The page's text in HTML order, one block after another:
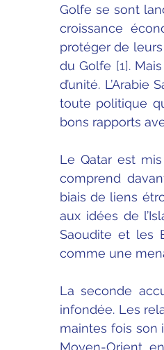
Golfe se sont
croissance
protéger de
du Golfe [1].
d’unité.
toute politique
bons rapports
Le Qatar est
comprend
biais de liens
aux idées de
Saoudite et les
comme une
La seconde
infondée. Les
maintes fois son
Moyen-Orient,